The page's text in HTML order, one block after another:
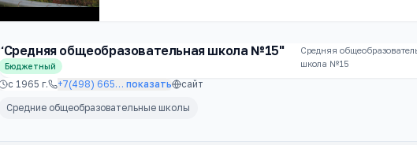
"Средняя общеобразовательная школа №15"
Бюджетный
Средняя
школа №15
с 1965 г. +7(498) 665… показать
сайт
Средние общеобразовательные школы